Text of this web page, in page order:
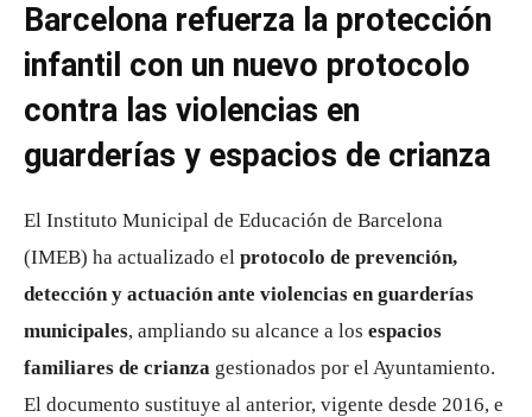
Barcelona refuerza la protección
infantil con un nuevo protocolo
contra las violencias en
guarderías y espacios de crianza
El Instituto Municipal de Educación de Barcelona
(IMEB) ha actualizado el protocolo de prevención,
detección y actuación ante violencias en guarderías
municipales, ampliando su alcance a los espacios
familiares de crianza gestionados por el Ayuntamiento.
El documento sustituye al anterior, vigente desde 2016, e